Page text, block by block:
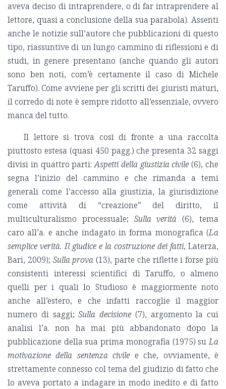
aveva deciso di intraprendere, o di far intraprendere al
lettore, quasi a conclusione della sua parabola). Assenti
anche le notizie sull’autore che pubblicazioni di questo
tipo, riassuntive di un lungo cammino di riflessioni e di
studi, in genere presentano (anche quando gli autori
sono ben noti, com’è certamente il caso di Michele
Taruffo). Come avviene per gli scritti dei giuristi maturi,
il corredo di note è sempre ridotto all’essenziale, ovvero
manca del tutto.
Il lettore si trova così di fronte a una raccolta
piuttosto estesa (quasi 450 pagg.) che presenta 32 saggi
divisi in quattro parti:Aspetti della giustizia civile (6), che
segna l’inizio del cammino e che rimanda a temi
generali come l’accesso alla giustizia, la giurisdizione
come attività di “creazione” del diritto, il
multiculturalismo processuale; Sulla verità (6), tema
caro all’a. e anche indagato in forma monografica (La
semplice verità. Il giudice e la costruzione dei fatti, Laterza,
Bari, 2009); Sulla prova (13), parte che riflette i forse più
consistenti interessi scientifici di Taruffo, o almeno
quelli per i quali lo Studioso è maggiormente noto
anche all’estero, e che infatti raccoglie il maggior
numero di saggi;Sulla decisione (7), argomento la cui
analisi l’a. non ha mai più abbandonato dopo la
pubblicazione della sua prima monografia (1975) suLa
motivazione della sentenza civile e che, ovviamente, è
strettamente connesso col tema del giudizio di fatto che
lo aveva portato a indagare in modo inedito e di fatto